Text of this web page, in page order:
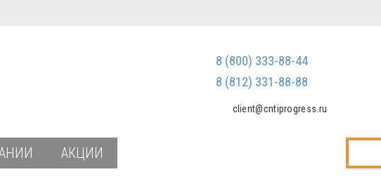
Мы не передаем ваши данные
спам
8 (800) 333-88-44
8 (812) 331-88-88
client@cntiprogress.ru
АКЦИИ